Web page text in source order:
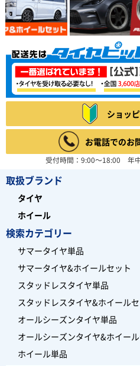
ショッ
お電話でのお
受付時間：9:00～18:00 年
取扱ブランド
タイヤ
ホイール
検索カテゴリー
サマータイヤ単品
サマータイヤ&ホイールセット
スタッドレスタイヤ単品
スタッドレスタイヤ&ホイール
オールシーズンタイヤ単品
オールシーズンタイヤ&ホイー
ホイール単品